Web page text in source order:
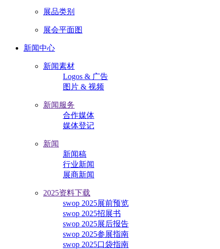
展品类别
展会平面图
新闻中心
新闻素材
Logos & 广告
图片 & 视频
新闻服务
合作媒体
媒体登记
新闻
新闻稿
行业新闻
展商新闻
2025资料下载
swop 2025展前预览
swop 2025招展书
swop 2025展后报告
swop 2025参展指南
swop 2025口袋指南